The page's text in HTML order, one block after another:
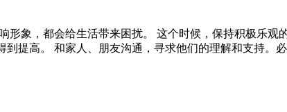
象，都会给生活带来困扰。 这个时候，保持积极乐
提高。 和家人、朋友沟通，寻求他们的理解和支持。